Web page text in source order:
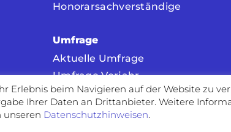
Honorarsachverständige
Umfrage
Aktuelle Umfrage
Umfrage Vorjahr
Erlebnis beim Navigieren auf der Website zu
Ihrer Daten an Drittanbieter. Weitere
unseren Datenschutzhinweisen.